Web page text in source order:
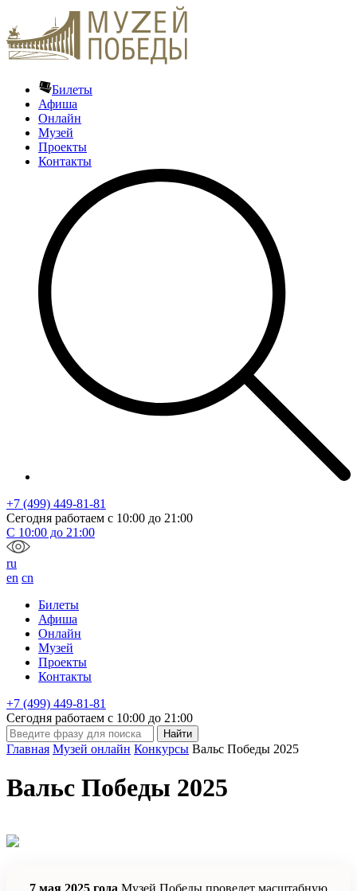
Билеты
Афиша
Онлайн
Музей
Проекты
Контакты
+7 (499) 449-81-81
Сегодня работаем с 10:00 до 21:00
С 10:00 до 21:00
ru
en cn
Билеты
Афиша
Онлайн
Музей
Проекты
Контакты
+7 (499) 449-81-81
Сегодня работаем с 10:00 до 21:00
Главная Музей онлайн Конкурсы Вальс Победы 2025
Вальс Победы 2025